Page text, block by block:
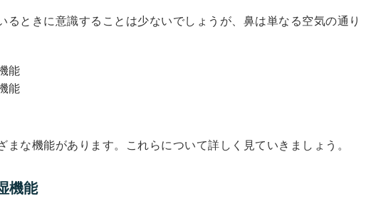
るときに意識することは少ないでしょうが、鼻は単なる空気の通り
能
能
な機能があります。これらについて詳しく見ていきましょう。
機能